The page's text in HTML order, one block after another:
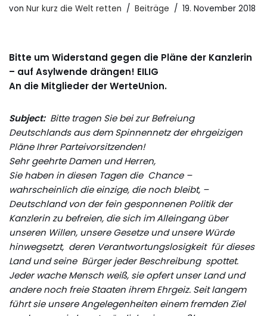
von Nur kurz die Welt retten Beiträge 19. November 2018
Bitte um Widerstand gegen die Pläne der Kanzlerin
– auf Asylwende drängen! EILIG
An die Mitglieder der WerteUnion.
Subject:Bitte tragen Sie bei zur Befreiung
Deutschlands aus dem Spinnennetz der ehrgeizigen
Pläne Ihrer Parteivorsitzenden!
Sehr geehrte Damen und Herren,
Sie haben in diesen Tagen die Chance –
wahrscheinlich die einzige, die noch bleibt, –
Deutschland von der fein gesponnenen Politik der
Kanzlerin zu befreien, die sich im Alleingang über
unseren Willen, unsere Gesetze und unsere Würde
hinwegsetzt, deren Verantwortungslosigkeit für dieses
Land und seine Bürger jeder Beschreibung spottet.
Jeder wache Mensch weiß, sie opfert unser Land und
andere noch freie Staaten ihrem Ehrgeiz. Seitlangem
führt sie unsere Angelegenheiten einem fremden Ziel